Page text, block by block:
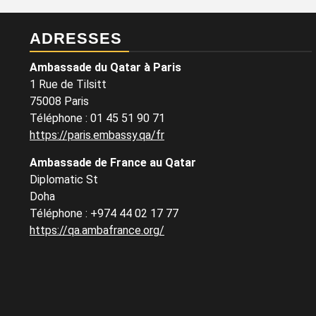
ADRESSES
Ambassade du Qatar à Paris
1 Rue de Tilsitt
75008 Paris
Téléphone : 01 45 51 90 71
https://paris.embassy.qa/fr
Ambassade de France au Qatar
Diplomatic St
Doha
Téléphone : +974 44 02 17 77
https://qa.ambafrance.org/